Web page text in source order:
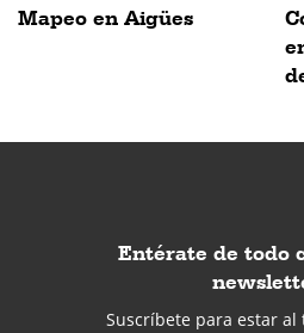
Mapeo en Aigües
Entérate de todo
Suscríbete para estar al